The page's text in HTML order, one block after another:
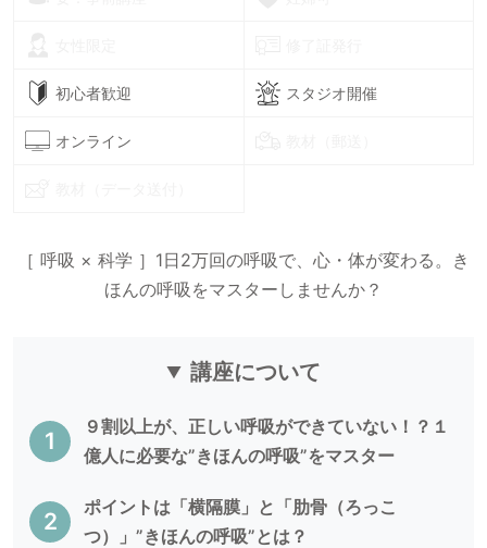
初心者歓迎 スタジオ開催
オンライン
［ 呼吸 × 科学 ］1日2万回の呼吸で、心・体が変わる。き
ほんの呼吸をマスターしませんか？
講座について
９割以上が、正しい呼吸ができていない！？１
億人に必要な”きほんの呼吸”をマスター
ポイントは「横隔膜」と「肋骨（ろっこ
つ）」”きほんの呼吸”とは？